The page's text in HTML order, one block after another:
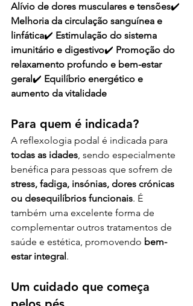
Alívio de dores musculares e tensões✔️
Melhoria da circulação sanguínea e
linfática✔️ Estimulação do sistema
imunitário e digestivo✔️ Promoção do
relaxamento profundo e bem-estar
geral ✔️ Equilíbrio energético e
aumento da vitalidade
Para quem é indicada?
A reflexologia podal é indicada para
todas as idades, sendo especialmente
benéfica para pessoas que sofrem de
stress, fadiga, insónias, dores crónicas
ou desequilíbrios funcionais. É
também uma excelente forma de
complementar outros tratamentos de
saúde e estética, promovendo bem-
estar integral .
Um cuidado que começa